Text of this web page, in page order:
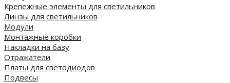
Крепежные элементы для светильников
Линзы для светильников
Модули
Монтажные коробки
Накладки на базу
Отражатели
Платы для светодиодов
Подвесы